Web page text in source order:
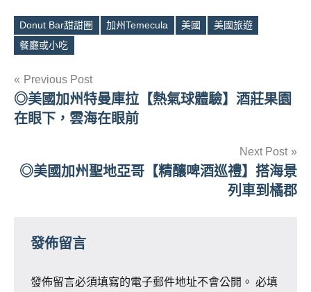
Tags
Donut Bar甜甜圈 加州Temecula 美國
美國旅遊
餐廳或小吃
文
章
覽
Previous Post
◎美國加州特曼庫拉【熱氣球體驗】酒莊果園
在眼下，雲海在眼前
Next Post
◎美國加州聖地亞哥【精釀啤酒巡禮】搭海景
列車到橘郡
發佈留言
發佈留言必須填寫的電子郵件地址不會公開。 必填